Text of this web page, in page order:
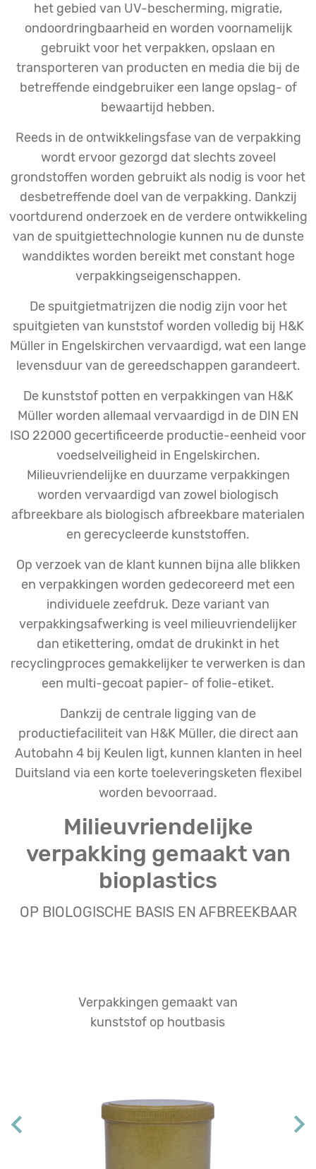
het gebied van UV-bescherming, migratie,
ondoordringbaarheid en worden voornamelijk
gebruikt voor het verpakken, opslaan en
transporteren van producten en media die bij de
betreffende eindgebruiker een lange opslag- of
bewaartijd hebben.
Reeds in de ontwikkelingsfase van de verpakking
wordt ervoor gezorgd dat slechts zoveel
grondstoffen worden gebruikt als nodig is voor het
desbetreffende doel van de verpakking. Dankzij
voortdurend onderzoek en de verdere ontwikkeling
van de spuitgiettechnologie kunnen nu de dunste
wanddiktes worden bereikt met constant hoge
verpakkingseigenschappen.
De spuitgietmatrijzen die nodig zijn voor het
spuitgieten van kunststof worden volledig bij H&K
Müller in Engelskirchen vervaardigd, wat een lange
levensduur van de gereedschappen garandeert.
De kunststof potten en verpakkingen van H&K
Müller worden allemaal vervaardigd in de DIN EN
ISO 22000 gecertificeerde productie-eenheid voor
voedselveiligheid in Engelskirchen.
Milieuvriendelijke en duurzame verpakkingen
worden vervaardigd van zowel biologisch
afbreekbare als biologisch afbreekbare materialen
en gerecycleerde kunststoffen.
Op verzoek van de klant kunnen bijna alle blikken
en verpakkingen worden gedecoreerd met een
individuele zeefdruk. Deze variant van
verpakkingsafwerking is veel milieuvriendelijker
dan etikettering, omdat de drukinkt in het
recyclingproces gemakkelijker te verwerken is dan
een multi-gecoat papier- of folie-etiket.
Dankzij de centrale ligging van de
productiefaciliteit van H&K Müller, die direct aan
Autobahn 4 bij Keulen ligt, kunnen klanten in heel
Duitsland via een korte toeleveringsketen flexibel
worden bevoorraad.
Milieuvriendelijke
verpakking gemaakt van
bioplastics
OP BIOLOGISCHE BASIS EN AFBREEKBAAR
Verpakkingen gemaakt van
kunststof op houtbasis